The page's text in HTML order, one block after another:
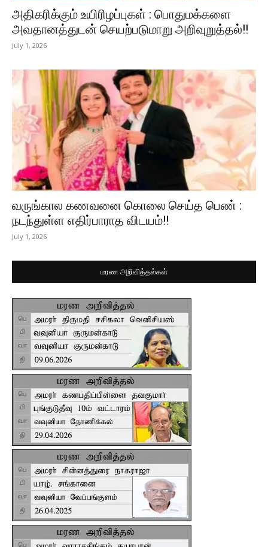
அதிகரிக்கும் உயிரிழப்புகள் : பொதுமக்களை
அவதானத்துடன் செயற்படுமாறு அறிவுறுத்தல்!!
July 1, 2026
வருங்கால கணவனை கொலை செய்த பெண் :
நடந்துள்ள எதிர்பாராத விடயம்!!
July 1, 2026
மரண அறிவித்தல்கள்